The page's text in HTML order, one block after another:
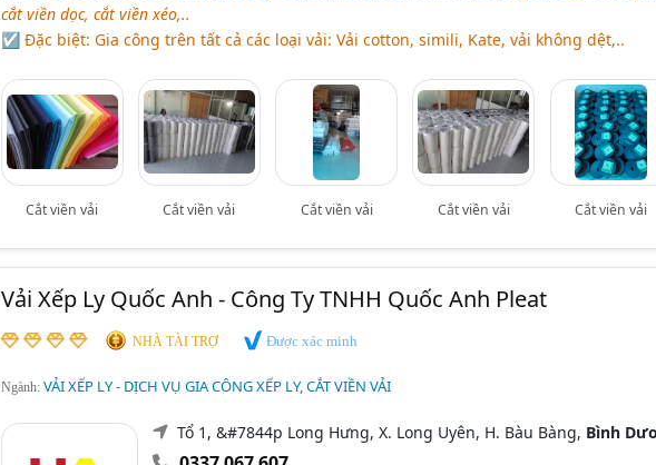
cắt viền dọc, cắt viền xéo,..
☑ Đặc biệt: Gia công trên tất cả các loại vải: Vải cotton, simili, Kate, vải không dệt,..
Cắt viền vải Cắt viền vải Cắt viền vải Cắt viền vải Cắt viền vải
Vải Xếp Ly Quốc Anh - Công Ty TNHH Quốc Anh Pleat
NHÀ TÀI TRỢ Được xác minh
Ngành: VẢI XẾP LY - DỊCH VỤ GIA CÔNG XẾP LY, CẮT VIỀN VẢI
Tổ 1, &#7844p Long Hưng, X. Long Uyên, H. Bàu Bàng, Bình